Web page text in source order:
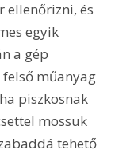
ellenőrizni, és
egyik
a gép
felső műanyag
piszkosnak
mossuk
tehető